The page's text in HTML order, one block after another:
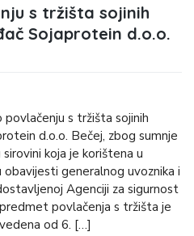
s tržišta sojinih
Sojaprotein d.o.o.
s tržišta sojinih
d.o.o. Bečej, zbog sumnje
koja je korištena u
generalnog uvoznika i
Agenciji za sigurnost
povlačenja s tržišta je
od 6. […]